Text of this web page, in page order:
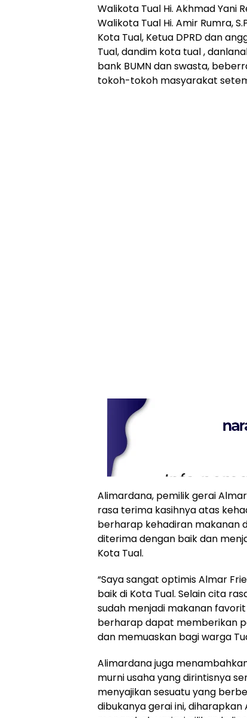
Walikota Tual Hi. Akhmad Yani
Walikota Tual Hi. Amir Rumra,
Kota Tual, Ketua DPRD dan
Tual, dandim kota tual ,
bank BUMN dan swasta,
tokoh-tokoh masyarakat
Alimardana, pemilik gerai
rasa terima kasihnya atas
berharap kehadiran makanan
diterima dengan baik dan
Kota Tual.
“Saya sangat optimis Almar
baik di Kota Tual. Selain cita
sudah menjadi makanan
berharap dapat memberikan
dan memuaskan bagi warga
Alimardana juga
murni usaha yang dirintisnya
menyajikan sesuatu yang
dibukanya gerai ini,